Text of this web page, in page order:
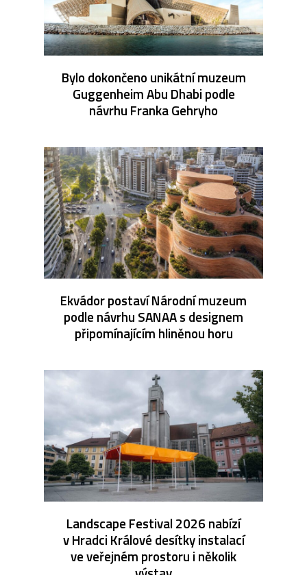
Bylo dokončeno unikátní muzeum
Guggenheim Abu Dhabi podle
návrhu Franka Gehryho
Ekvádor postaví Národní muzeum
podle návrhu SANAA s designem
připomínajícím hliněnou horu
Landscape Festival 2026 nabízí
v Hradci Králové desítky instalací
ve veřejném prostoru i několik